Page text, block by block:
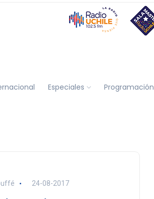
Especiales Programación
24-08-2017